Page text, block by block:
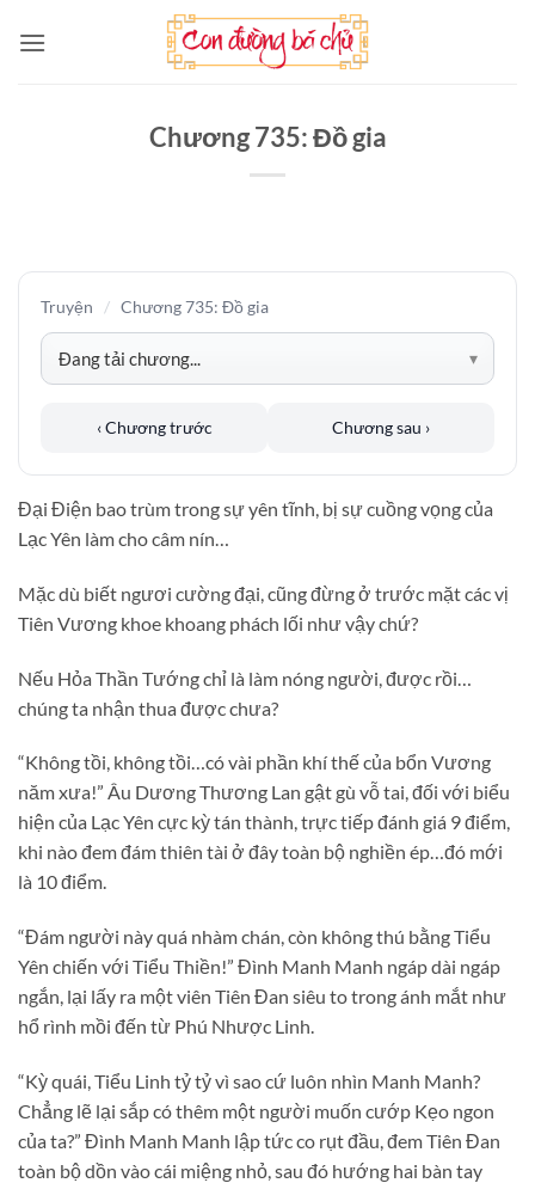
qua
Chương 735: Đồ gia
Truyện / Chương 735: Đồ gia
‹ Chương trước Chương sau ›
Đại Điện bao trùm trong sự yên tĩnh, bị sự cuồng vọng của
Lạc Yên làm cho câm nín…
Mặc dù biết ngươi cường đại, cũng đừng ở trước mặt các vị
Tiên Vương khoe khoang phách lối như vậy chứ?
Nếu Hỏa Thần Tướng chỉ là làm nóng người, được rồi…
chúng ta nhận thua được chưa?
“Không tồi, không tồi…có vài phần khí thế của bổn Vương
năm xưa!” Âu Dương Thương Lan gật gù vỗ tai, đối với biểu
hiện của Lạc Yên cực kỳ tán thành, trực tiếp đánh giá 9 điểm,
khi nào đem đám thiên tài ở đây toàn bộ nghiền ép…đó mới
là 10 điểm.
“Đám người này quá nhàm chán, còn không thú bằng Tiểu
Yên chiến với Tiểu Thiền!” Đình Manh Manh ngáp dài ngáp
ngắn, lại lấy ra một viên Tiên Đan siêu to trong ánh mắt như
hổ rình mồi đến từ Phú Nhược Linh.
“Kỳ quái, Tiểu Linh tỷ tỷ vì sao cứ luôn nhìn Manh Manh?
Chẳng lẽ lại sắp có thêm một người muốn cướp Kẹo ngon
của ta?” Đình Manh Manh lập tức co rụt đầu, đem Tiên Đan
toàn bộ dồn vào cái miệng nhỏ, sau đó hướng hai bàn tay